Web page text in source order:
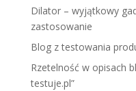
Dilator – wyjątkowy
zastosowanie
Blog z testowania
Rzetelność w opisach
testuje.pl”